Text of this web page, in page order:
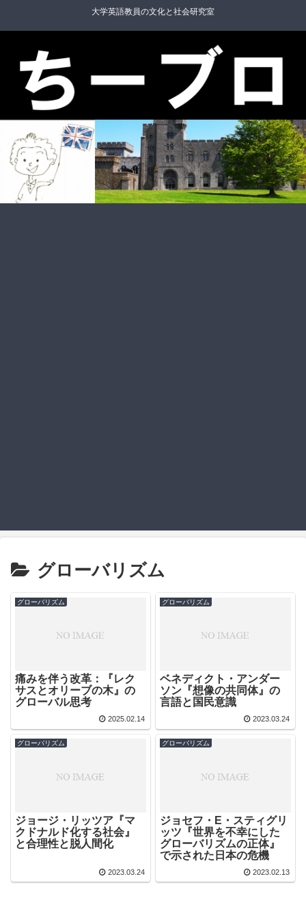
大学英語教員の文化と社会研究室
グローバリズム
グローバリズム
痛みを伴う改革：『レク
サスとオリーブの木』の
グローバル思考
2025.02.14
グローバリズム
ベネディクト・アンダー
ソン『想像の共同体』の
言語と国民意識
2023.03.24
グローバリズム
ジョージ・リッツア『マ
クドナルド化する社会』
と合理性と脱人間化
2023.03.24
グローバリズム
ジョセフ・E・スティグリ
ッツ『世界を不幸にした
グローバリズムの正体』
で示された日本の危機
2023.02.13